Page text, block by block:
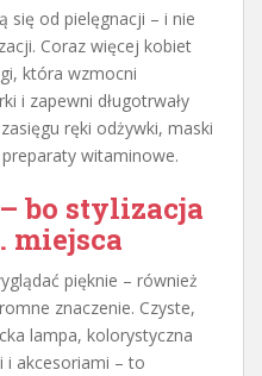
się od pielęgnacji – i nie
Coraz więcej kobiet
która wzmocni
i zapewni długotrwały
ręki odżywki, maski
witaminowe.
bo stylizacja
miejsca
pięknie – również
znaczenie. Czyste,
lampa, kolorystyczna
i akcesoriami – to